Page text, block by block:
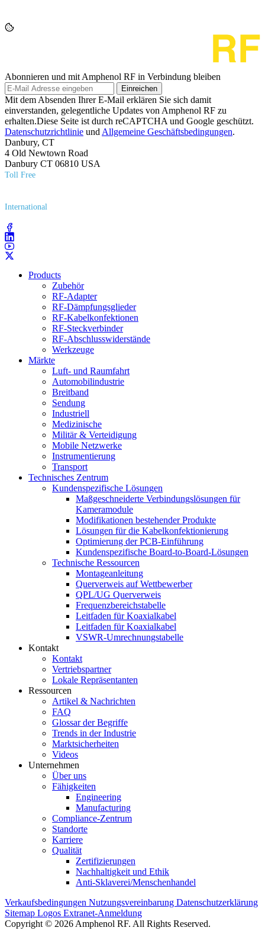
Abonnieren und mit Amphenol RF in Verbindung bleiben
Einreichen
Mit dem Absenden Ihrer E-Mail erklären Sie sich damit
einverstanden, gelegentliche Updates von Amphenol RF zu
erhalten.Diese Seite ist durch reCAPTCHA und Google geschützt.
Datenschutzrichtlinie und Allgemeine Geschäftsbedingungen.
Danbury, CT
4 Old Newtown Road
Danbury CT 06810 USA
Toll Free
International
Products
Zubehör
RF-Adapter
RF-Dämpfungsglieder
RF-Kabelkonfektionen
RF-Steckverbinder
RF-Abschlusswiderstände
Werkzeuge
Märkte
Luft- und Raumfahrt
Automobilindustrie
Breitband
Sendung
Industriell
Medizinische
Militär & Verteidigung
Mobile Netzwerke
Instrumentierung
Transport
Technisches Zentrum
Kundenspezifische Lösungen
Maßgeschneiderte Verbindungslösungen für
Kameramodule
Modifikationen bestehender Produkte
Lösungen für die Kabelkonfektionierung
Optimierung der PCB-Einführung
Kundenspezifische Board-to-Board-Lösungen
Technische Ressourcen
Montageanleitung
Querverweis auf Wettbewerber
QPL/UG Querverweis
Frequenzbereichstabelle
Leitfaden für Koaxialkabel
Leitfaden für Koaxialkabel
VSWR-Umrechnungstabelle
Kontakt
Kontakt
Vertriebspartner
Lokale Repräsentanten
Ressourcen
Artikel & Nachrichten
FAQ
Glossar der Begriffe
Trends in der Industrie
Marktsicherheiten
Videos
Unternehmen
Über uns
Fähigkeiten
Engineering
Manufacturing
Compliance-Zentrum
Standorte
Karriere
Qualität
Zertifizierungen
Nachhaltigkeit und Ethik
Anti-Sklaverei/Menschenhandel
Verkaufsbedingungen Nutzungsvereinbarung Datenschutzerklärung
Sitemap Logos Extranet-Anmeldung
Copyright © 2026 Amphenol RF. All Rights Reserved.